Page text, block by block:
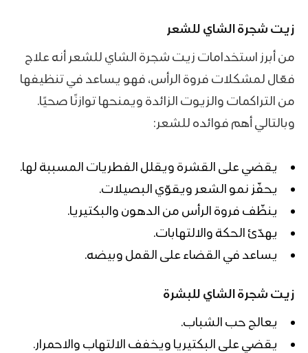
زيت شجرة الشاي للشعر
من أبرز استخدامات زيت شجرة الشاي للشعر أنه علاج
فعّال لمشكلات فروة الرأس، فهو يساعد في تنظيفها
من التراكمات والزيوت الزائدة ويمنحها توازنًا صحيًا.
وبالتالي أهم فوائده للشعر:
يقضي على القشرة ويقلل الفطريات المسببة لها.
يحفّز نمو الشعر ويقوّي البصيلات.
ينظّف فروة الرأس من الدهون والبكتيريا.
يهدّئ الحكة والالتهابات.
يساعد في القضاء على القمل وبيضه.
زيت شجرة الشاي للبشرة
يعالج حب الشباب.
يقضي على البكتيريا ويخفف الالتهاب والاحمرار.